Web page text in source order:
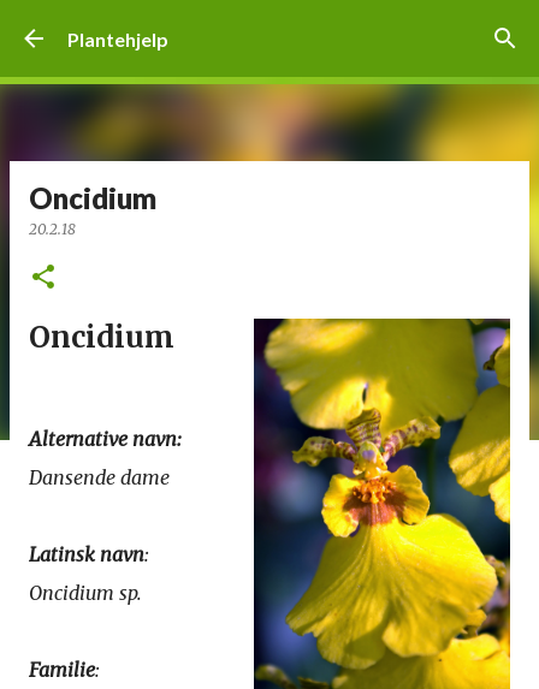
Plantehjelp
Oncidium
20.2.18
Oncidium
Alternative navn:
Dansende dame
Latinsk navn:
Oncidium sp.
Familie: